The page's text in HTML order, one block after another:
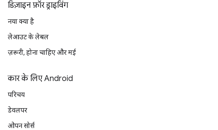
डिज़ाइन फ़ॉर ड्राइविंग
नया क्या है
लेआउट के लेबल
ज़रूरी, होना चाहिए और मई
कार के लिए Android
परिचय
डेवलपर
ओपन सोर्स